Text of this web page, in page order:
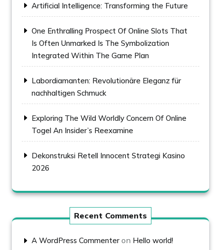
Artificial Intelligence: Transforming the Future
One Enthralling Prospect Of Online Slots That
Is Often Unmarked Is The Symbolization
Integrated Within The Game Plan
Labordiamanten: Revolutionäre Eleganz für
nachhaltigen Schmuck
Exploring The Wild Worldly Concern Of Online
Togel An Insider’s Reexamine
Dekonstruksi Retell Innocent Strategi Kasino
2026
Recent Comments
A WordPress Commenter on Hello world!